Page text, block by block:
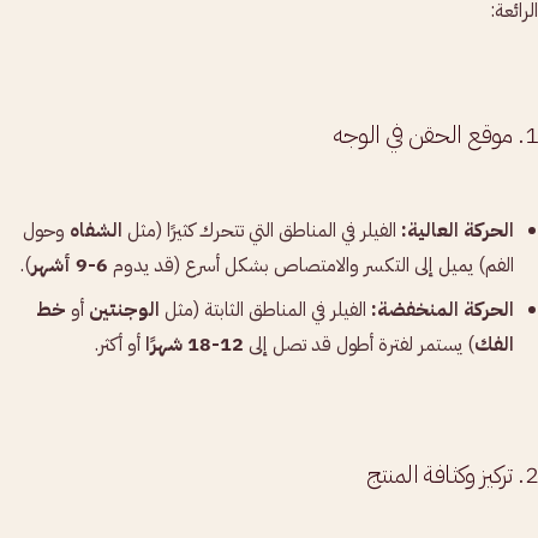
الرائعة:
1. موقع الحقن في الوجه
الحركة العالية: الفيلر في المناطق التي تتحرك كثيرًا (مثل الشفاه وحول
الفم) يميل إلى التكسر والامتصاص بشكل أسرع (قد يدوم 6-9 أشهر
).
الحركة المنخفضة: الفيلر في المناطق الثابتة (مثل الوجنتين أو خط
الفك) يستمر لفترة أطول قد تصل إلى 12-18 شهرًا أو أكثر.
2. تركيز وكثافة المنتج